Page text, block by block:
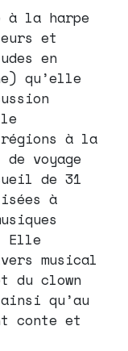
à la harpe
et
en
qu’elle
à la
voyage
de 31
à
Elle
musical
du clown
qu’au
conte et